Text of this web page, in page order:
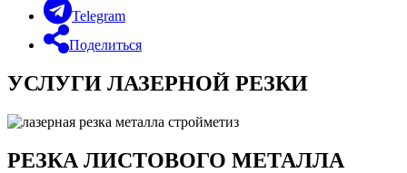
Telegram
Поделиться
УСЛУГИ ЛАЗЕРНОЙ РЕЗКИ
РЕЗКА ЛИСТОВОГО МЕТАЛЛА